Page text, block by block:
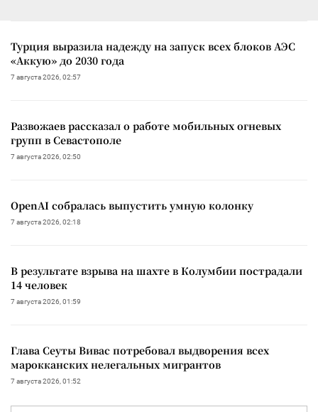
Турция выразила надежду на запуск всех блоков АЭС
«Аккую» до 2030 года
7 августа 2026, 02:57
Развожаев рассказал о работе мобильных огневых
групп в Севастополе
7 августа 2026, 02:50
OpenAI собралась выпустить умную колонку
7 августа 2026, 02:18
В результате взрыва на шахте в Колумбии пострадали
14 человек
7 августа 2026, 01:59
Глава Сеуты Вивас потребовал выдворения всех
марокканских нелегальных мигрантов
7 августа 2026, 01:52